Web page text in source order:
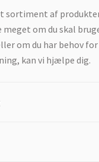
sortiment af
om du skal
om du har behov for
kan vi hjælpe dig.